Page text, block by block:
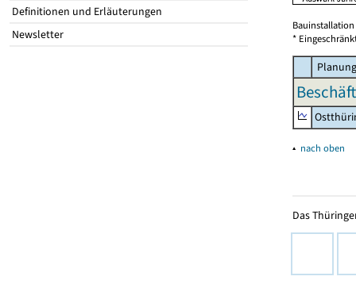
Definitionen und Erläuterungen
Newsletter
*
▴ nach oben
Das